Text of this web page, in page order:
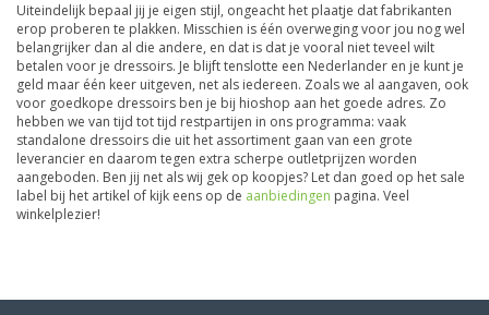
Uiteindelijk bepaal jij je eigen stijl, ongeacht het plaatje dat fabrikanten
erop proberen te plakken. Misschien is één overweging voor jou nog wel
belangrijker dan al die andere, en dat is dat je vooral niet teveel wilt
betalen voor je dressoirs. Je blijft tenslotte een Nederlander en je kunt je
geld maar één keer uitgeven, net als iedereen. Zoals we al aangaven, ook
voor goedkope dressoirs ben je bij hioshop aan het goede adres. Zo
hebben we van tijd tot tijd restpartijen in ons programma: vaak
standalone dressoirs die uit het assortiment gaan van een grote
leverancier en daarom tegen extra scherpe outletprijzen worden
aangeboden. Ben jij net als wij gek op koopjes? Let dan goed op het sale
label bij het artikel of kijk eens op de aanbiedingen pagina. Veel
winkelplezier!